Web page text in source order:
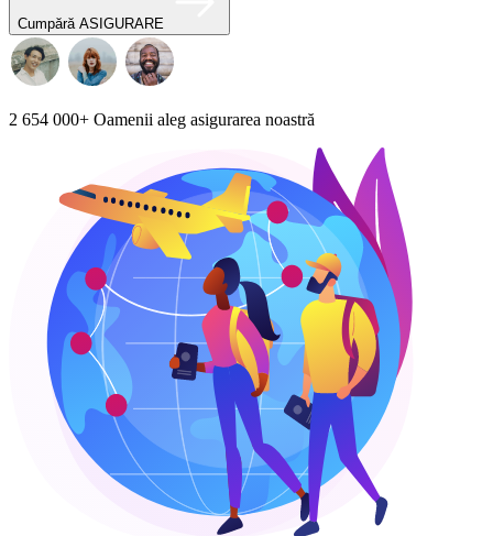
Cumpără ASIGURARE
2 654 000+ Oamenii aleg asigurarea noastră